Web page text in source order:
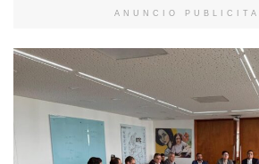
ANUNCIO